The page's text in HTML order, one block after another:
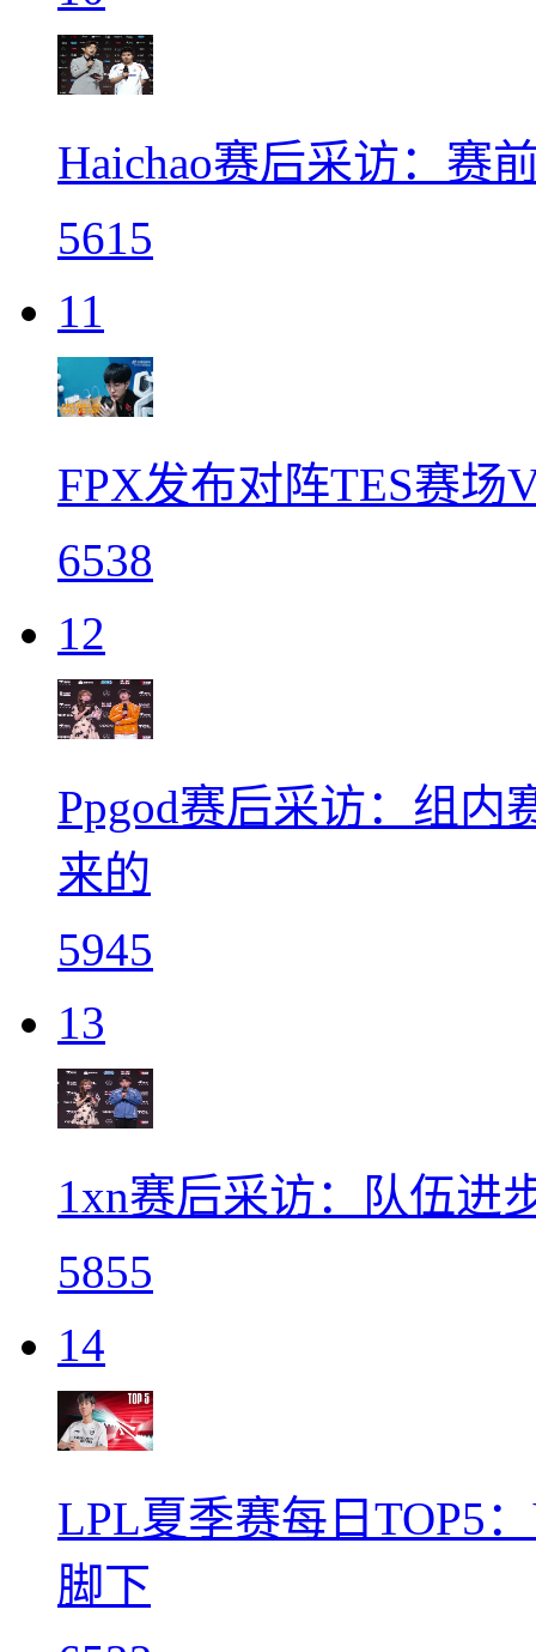
Haichao赛后采访：赛
5615
11
FPX发布对阵TES赛场
6538
12
Ppgod赛后采访：组内
来的
5945
13
1xn赛后采访：队伍进
5855
14
LPL夏季赛每日TOP5
脚下